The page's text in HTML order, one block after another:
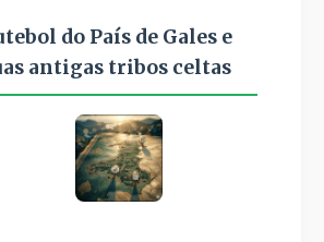
do País de Gales e
antigas tribos celtas